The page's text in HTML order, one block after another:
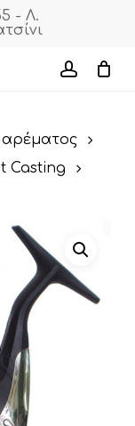
- Λ.
Casting